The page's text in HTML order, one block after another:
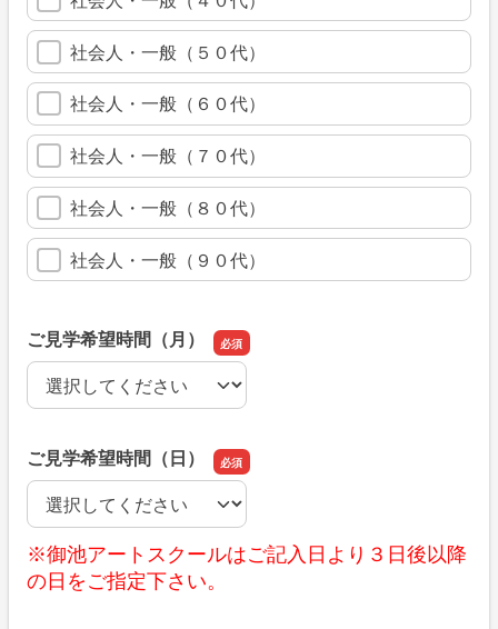
社会人・一般（５０代）
社会人・一般（６０代）
社会人・一般（７０代）
社会人・一般（８０代）
社会人・一般（９０代）
ご見学希望時間（月）
ご見学希望時間（月）
ご見学希望時間（日）
ご見学希望時間（日）
※御池アートスクールはご記入日より３日後以降
の日をご指定下さい。